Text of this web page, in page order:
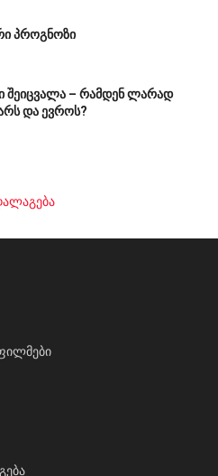
პროგნოზი
შეიცვალა – რამდენ ლარად
და ევროს?